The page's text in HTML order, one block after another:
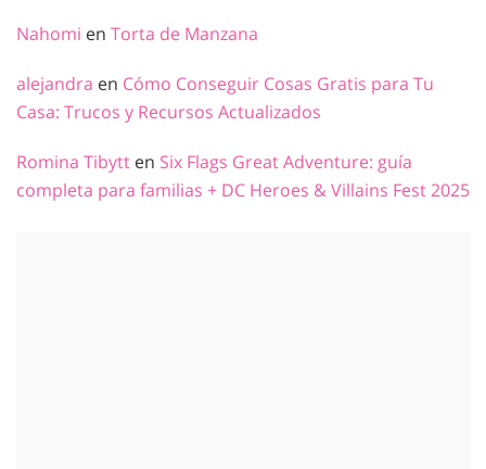
Nahomi en Torta de Manzana
alejandra en Cómo Conseguir Cosas Gratis para Tu
Casa: Trucos y Recursos Actualizados
Romina Tibytt en Six Flags Great Adventure: guía
completa para familias + DC Heroes & Villains Fest 2025